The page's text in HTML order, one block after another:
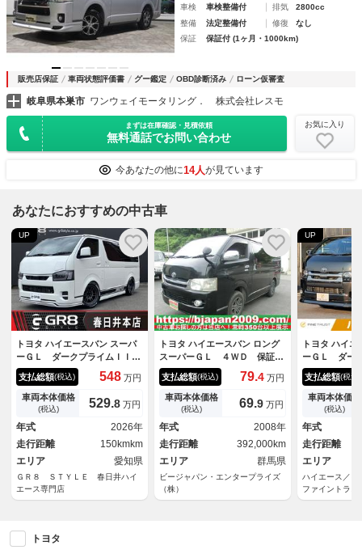
車検
車検整備付 排気
2800cc
整備
法定整備付 修復
なし
保証
保証付 (1ヶ月・1000km)
販売店保証 車両状態評価書 グー鑑定 OBD診断済み ローン仮審査
岐阜県本巣市 ワンウェイモータリング． 株式会社レスモ
まずは在庫確認・見積依頼
無料通話でお問い合わせ
お気に入り
今あなたの他に14人が見ています
あなたにおすすめの中古車
UP
トヨタ ハイエースバン スーパ
ーＧＬ ダークプライムＩＩ
ＧＲ８デモカー／パノラミック
ビューモニター／両側電動スラ
イドドア／クリアランスソナー
／ＬＥＤヘッドライト／ＬＥＤ
フォグランプ／スマートキー／
トヨタセーフティセンス／ＡＣ
１００Ｖ
支払総額(税込) 548 万円
車両本体価格
(税込) 529.8 万円
年式
2026年
走行距離
150kmkm
エリア
愛知県
ＧＲ８ ＳＴＹＬＥ 春日井ハイ
エース専門店
トヨタ ハイエースバン ロング
スーパーＧＬ ４ＷＤ 保証付
き ディーゼル ＡＷ ターボ
車 パワーウィンド パワス
テ エアバック オ－トエアコ
ン ＥＴＣ ＡＢＳ Ｒエアコ
ン Ｗエアバック
支払総額(税込) 79.4 万円
車両本体価格
(税込) 69.9 万円
年式
2008年
走行距離
392,000km
エリア
群馬県
ビージャパン・エンタープライズ
（株）
UP
トヨタ ハイ
ーＧＬ ダー
６ヶ月走行
特別仕様車
Ｄ 衝突軽減
ード付 ベッ
カメラ Ｂｌ
フルセグＴ
ブレコーダー
支払総額(税込)
車両本体価格
(税込)
年式
走行距離
エリア
ハイエース／
ファイントラス
トヨタ